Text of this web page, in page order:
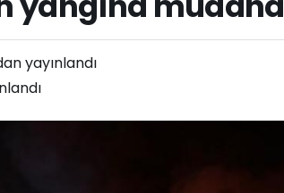
yayınlandı